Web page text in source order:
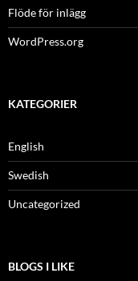
Flöde för inlägg
WordPress.org
KATEGORIER
English
Swedish
Uncategorized
BLOGS I LIKE